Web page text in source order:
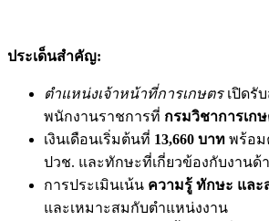
ประเด็นสำคัญ:
ตำแหน่งเจ้าหน้าที่การเกษตรเปิดรั
พนักงานราชการที่ กรมวิชาการเก
เงินเดือนเริ่มต้นที่ 13,660 บาท พร้อ
ปวช. และทักษะที่เกี่ยวข้องกับงานด้
การประเมินเน้น ความรู้ ทักษะ และ
และเหมาะสมกับตำแหน่งงาน